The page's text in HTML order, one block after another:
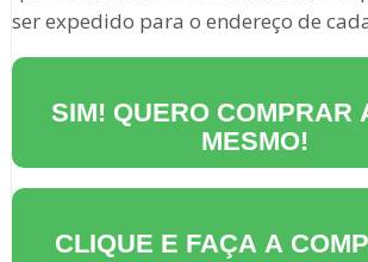
ser expedido para o endereço de
SIM! QUERO COMPRAR
MESMO!
CLIQUE E FAÇA A